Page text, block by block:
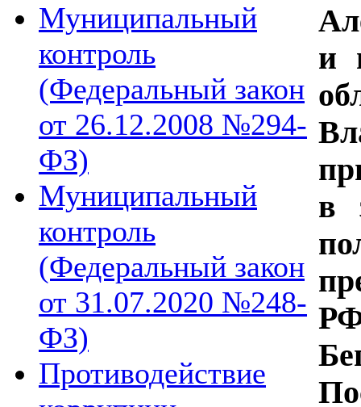
Муниципальный
контроль
(Федеральный закон
от 26.12.2008 №294-
ФЗ)
Муниципальный
контроль
(Федеральный закон
от 31.07.2020 №248-
ФЗ)
Противодействие
и
в